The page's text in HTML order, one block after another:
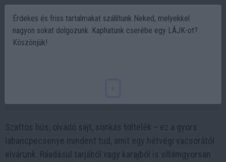
Szaftos hús, olvadó sajt, sonkás töltelék – ez a gyors
labancpecsenye mindent tud, amit egy hétvégi vacsorától
elvárunk. Ráadásul tarjából vagy karajból is villámgyorsan
Érdekes és friss tartalmakat szállítunk Neked, melyekkel
nagyon sokat dolgozunk. Kaphatunk cserébe egy LÁJK-ot?
Köszönjük!